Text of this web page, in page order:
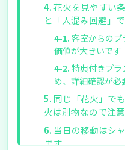
花火を見やすい
と「人混み回避」
客室からのプ
価値が大きいです
特典付きプラ
め、詳細確認が必
同じ「花火」で
火は別物なので注
当日の移動はシ
ます